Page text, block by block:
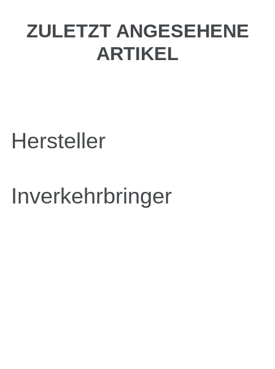
ZULETZT ANGESEHENE
ARTIKEL
Hersteller
Inverkehrbringer